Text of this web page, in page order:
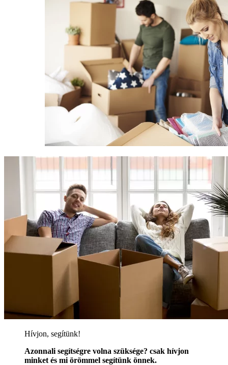
Hívjon, segítünk!
Azonnali segítségre volna szüksége? csak hívjon
minket és mi örömmel segítünk önnek.